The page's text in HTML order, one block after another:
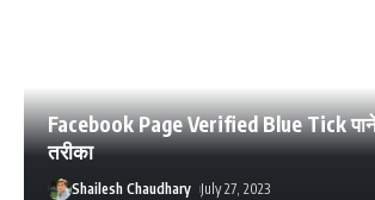
Facebook Page Verified Blue Tick
तरीका
Shailesh Chaudhary July 27, 2023